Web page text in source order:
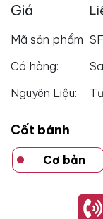
Giá
Mã sản phẩm
Có hàng:
Nguyên Liệu:
Cốt bánh
Cơ bản